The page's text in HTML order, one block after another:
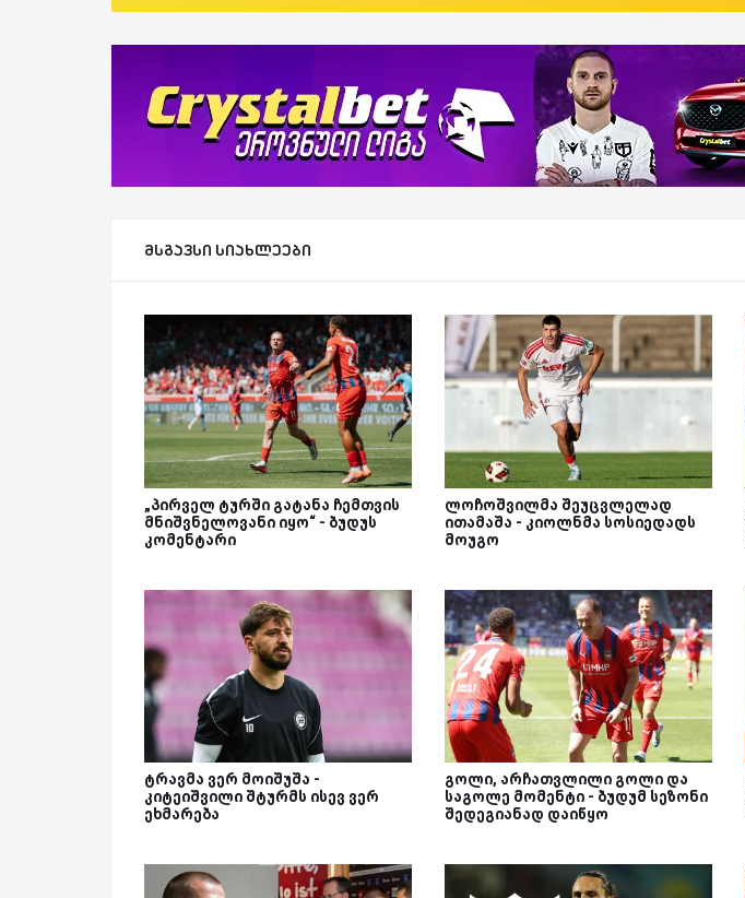
მსგავსი სიახლეები
„პირველ ტურში გატანა ჩემთვის
მნიშვნელოვანი იყო“ - ბუდუს
კომენტარი
ლოჩოშვილმა შეუცვლელად
ითამაშა - კიოლნმა სოსიედადს
მოუგო
ტრავმა ვერ მოიშუშა -
კიტეიშვილი შტურმს ისევ ვერ
ეხმარება
გოლი, არჩათვლილი გოლი და
საგოლე მომენტი - ბუდუმ სეზონი
შედეგიანად დაიწყო